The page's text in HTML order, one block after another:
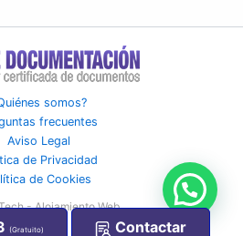
somos?
frecuentes
Aviso Legal
de Privacidad
de Cookies
- Alojamiento Web
(Gratuito) Contactar